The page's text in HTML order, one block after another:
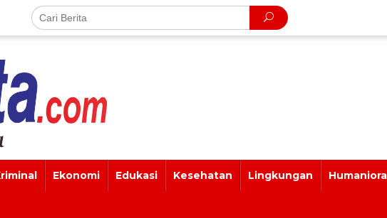
Ekonomi Edukasi Kesehatan Lingkungan Humaniora